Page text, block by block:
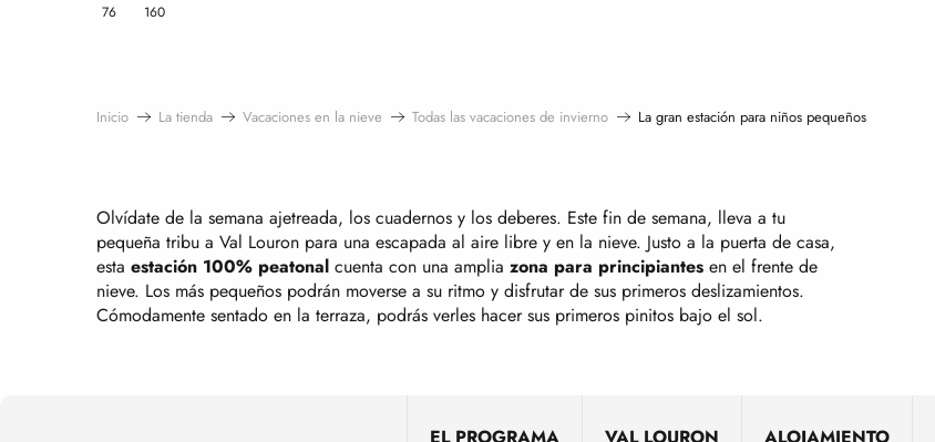
76 160
Inicio La tienda Vacaciones en la nieve Todas las vacaciones de invierno La gran estación para niños pequeños
Olvídate de la semana ajetreada, los cuadernos y los deberes. Este fin de semana, lleva a tu
pequeña tribu a Val Louron para una escapada al aire libre y en la nieve. Justo a la puerta de casa,
esta estación 100% peatonal cuenta con una amplia zona para principiantes en el frente de
nieve. Los más pequeños podrán moverse a su ritmo y disfrutar de sus primeros deslizamientos.
Cómodamente sentado en la terraza, podrás verles hacer sus primeros pinitos bajo el sol.
EL PROGRAMA VAL LOURON ALOJAMIENTO